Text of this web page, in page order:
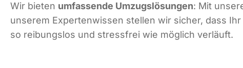
Wir bieten umfassende Umzugslösungen: Mit
unserem Expertenwissen stellen wir sicher, dass
so reibungslos und stressfrei wie möglich verläuft.